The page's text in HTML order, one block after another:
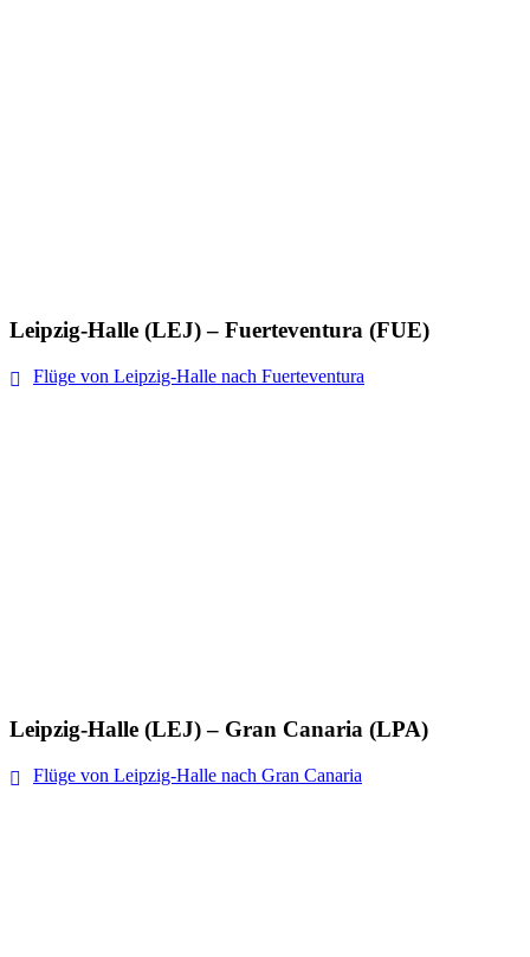
Leipzig-Halle (LEJ) – Fuerteventura (FUE)
Flüge von Leipzig-Halle nach Fuerteventura
Leipzig-Halle (LEJ) – Gran Canaria (LPA)
Flüge von Leipzig-Halle nach Gran Canaria